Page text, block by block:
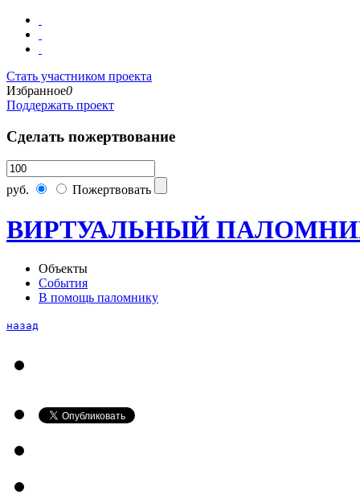
Стать участником проекта
Избранное0
Поддержать проект
Сделать пожертвование
руб. Пожертвовать
ВИРТУАЛЬНЫЙ
Объекты
События
В помощь паломнику
назад